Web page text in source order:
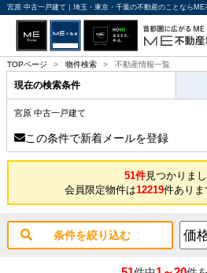
宮原 中古一戸建て｜埼玉・東京・千葉の不動産のことならME
TOPページ > 物件検索 > 不動産情報一覧
現在の検索条件
宮原 中古一戸建て
この条件で新着メールを登録
51件見つかりまし
会員限定物件は12219件ありま
条件を絞り込む